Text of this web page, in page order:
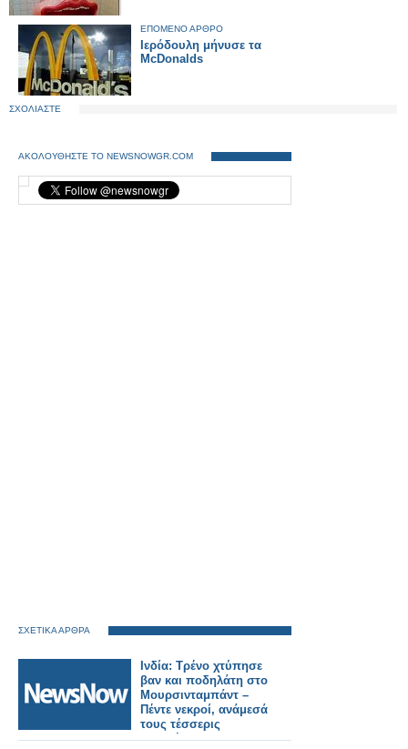
ΕΠΟΜΕΝΟ ΑΡΘΡΟ
Ιερόδουλη μήνυσε τα
McDonalds
ΣΧΟΛΙΑΣΤΕ
ΑΚΟΛΟΥΘΗΣΤΕ ΤΟ NEWSNOWGR.COM
ΣΧΕΤΙΚΑ ΑΡΘΡΑ
Ινδία: Τρένο χτύπησε
βαν και ποδηλάτη στο
Μουρσινταμπάντ –
Πέντε νεκροί, ανάμεσά
τους τέσσερις
μαθητές.